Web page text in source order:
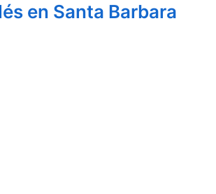
en Santa Barbara